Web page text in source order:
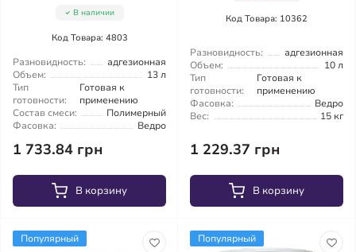
В наличии
Код Товара: 4803
Разновидность:
адгезионная
Объем:
13 л
Тип
готовности:
Готовая к
применению
Состав смеси:
Полимерный
Фасовка:
Ведро
1 733.84 грн
В корзину
Код Товара: 10362
Разновидность:
адгезионная
Объем:
10 л
Тип
готовности:
Готовая к
применению
Фасовка:
Ведро
Вес:
15 кг
1 229.37 грн
В корзину
Популярный Популярный